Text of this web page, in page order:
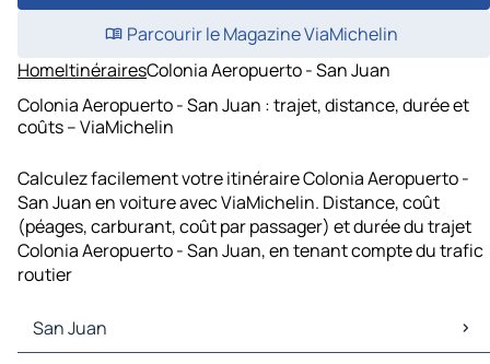
Parcourir le Magazine ViaMichelin
HomeItinérairesColonia Aeropuerto - San Juan
Colonia Aeropuerto - San Juan : trajet, distance, durée et
coûts – ViaMichelin
Calculez facilement votre itinéraire Colonia Aeropuerto -
San Juan en voiture avec ViaMichelin. Distance, coût
(péages, carburant, coût par passager) et durée du trajet
Colonia Aeropuerto - San Juan, en tenant compte du trafic
routier
San Juan